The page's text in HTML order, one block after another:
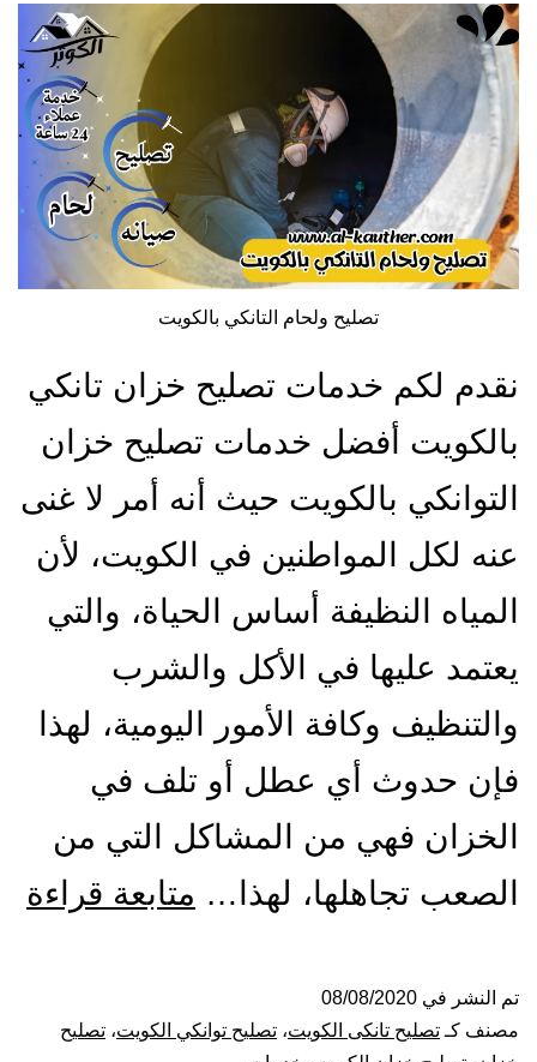
تصليح ولحام التانكي بالكويت
نقدم لكم خدمات تصليح خزان تانكي
بالكويت أفضل خدمات تصليح خزان
التوانكي بالكويت حيث أنه أمر لا غنى
عنه لكل المواطنين في الكويت، لأن
المياه النظيفة أساس الحياة، والتي
يعتمد عليها في الأكل والشرب
والتنظيف وكافة الأمور اليومية، لهذا
فإن حدوث أي عطل أو تلف في
الخزان فهي من المشاكل التي من
الصعب تجاهلها، لهذا… متابعة قراءة
تم النشر في 08/08/2020
مصنف كـ تصليح تانكى الكويت، تصليح توانكي الكويت، تصليح